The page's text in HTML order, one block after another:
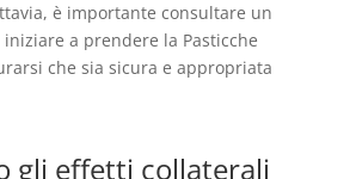
è importante consultare un
a prendere la Pasticche
che sia sicura e appropriata
gli effetti collaterali